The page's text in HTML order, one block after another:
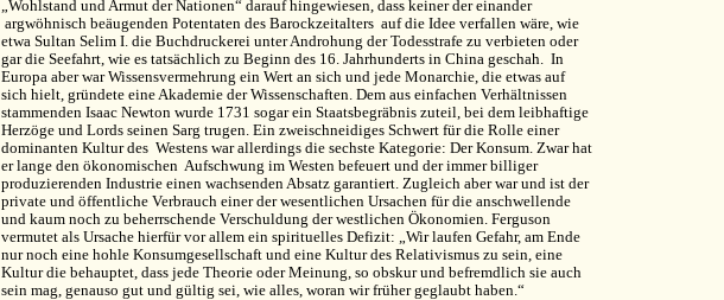
„Wohlstand und Armut der Nationen“ darauf hingewiesen, dass keiner der einander
argwöhnisch beäugenden Potentaten des Barockzeitalters auf die Idee verfallen wäre, wie
etwa Sultan Selim I. die Buchdruckerei unter Androhung der Todesstrafe zu verbieten oder
gar die Seefahrt, wie es tatsächlich zu Beginn des 16. Jahrhunderts in China geschah. In
Europa aber war Wissensvermehrung ein Wert an sich und jede Monarchie, die etwas auf
sich hielt, gründete eine Akademie der Wissenschaften. Dem aus einfachen Verhältnissen
stammenden Isaac Newton wurde 1731 sogar ein Staatsbegräbnis zuteil, bei dem leibhaftige
Herzöge und Lords seinen Sarg trugen. Ein zweischneidiges Schwert für die Rolle einer
dominanten Kultur des Westens war allerdings die sechste Kategorie: Der Konsum. Zwar hat
er lange den ökonomischen Aufschwung im Westen befeuert und der immer billiger
produzierenden Industrie einen wachsenden Absatz garantiert. Zugleich aber war und ist der
private und öffentliche Verbrauch einer der wesentlichen Ursachen für die anschwellende
und kaum noch zu beherrschende Verschuldung der westlichen Ökonomien. Ferguson
vermutet als Ursache hierfür vor allem ein spirituelles Defizit: „Wir laufen Gefahr, am Ende
nur noch eine hohle Konsumgesellschaft und eine Kultur des Relativismus zu sein, eine
Kultur die behauptet, dass jede Theorie oder Meinung, so obskur und befremdlich sie auch
sein mag, genauso gut und gültig sei, wie alles, woran wir früher geglaubt haben.“